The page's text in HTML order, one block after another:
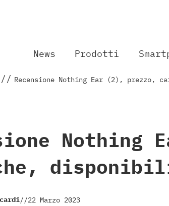
News Prodotti
// Recensione Nothing Ear (2),
//22 Marzo 2023